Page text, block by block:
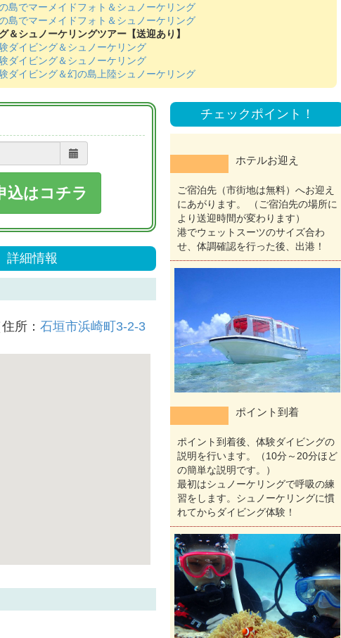
の島でマーメイドフォト＆シュノーケリング
の島でマーメイドフォト＆シュノーケリング
＆シュノーケリングツアー【送迎あり】
験ダイビング＆シュノーケリング
験ダイビング＆シュノーケリング
験ダイビング＆幻の島上陸シュノーケリング
込はコチラ
詳細情報
所： 石垣市浜崎町3-2-3
チェックポイント！
ホテルお迎え
ご宿泊先（市街地は無料）へお迎え
にあがります。 （ご宿泊先の場所に
より送迎時間が変わります）
港でウェットスーツのサイズ合わ
せ、体調確認を行った後、出港！
ポイント到着
ポイント到着後、体験ダイビングの
説明を行います。（10分～20分ほど
の簡単な説明です。）
最初はシュノーケリングで呼吸の練
習をします。シュノーケリングに慣
れてからダイビング体験！